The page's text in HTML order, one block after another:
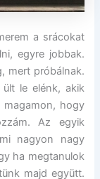
a srácokat
egyre jobbak.
mert próbálnak.
le elénk, akik
hogy
Az egyik
nagyon nagy
ha megtanulok
majd együtt.